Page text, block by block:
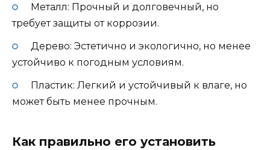
Металл: Прочный и долговечный, но
требует защиты от коррозии.
Дерево: Эстетично и экологично, но менее
устойчиво к погодным условиям.
Пластик: Легкий и устойчивый к влаге, но
может быть менее прочным.
Как правильно его установить